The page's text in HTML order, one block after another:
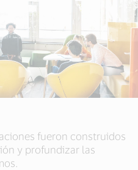
fueron construidos
y profundizar las